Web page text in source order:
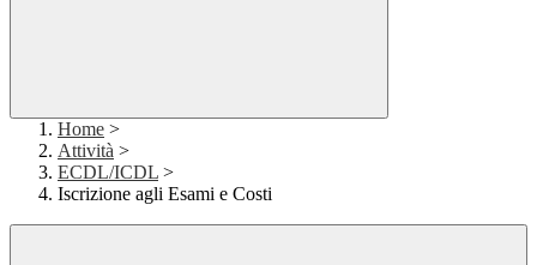
Home >
Attività >
ECDL/ICDL >
Iscrizione agli Esami e Costi